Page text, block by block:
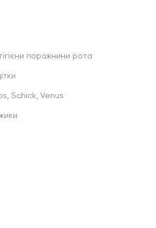
порожнини рота
Schick, Venus